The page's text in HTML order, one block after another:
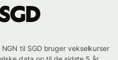
til SGD bruger vekselkurser